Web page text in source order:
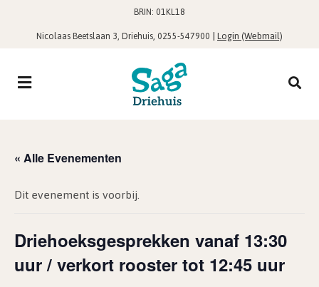
BRIN: 01KL18
Nicolaas Beetslaan 3, Driehuis, 0255-547900 |Login (Webmail)
« Alle Evenementen
Dit evenement is voorbij.
Driehoeksgesprekken vanaf 13:30
uur / verkort rooster tot 12:45 uur